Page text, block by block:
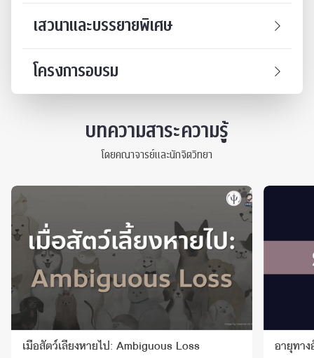
เสวนาและบรรยายพิเศษ
โครงการอบรม
บทความสาระความรู้
โดยคณาจารย์และนักจิตวิทยา
เมื่อสัตว์เลี้ยงหายไป: Ambiguous Loss อายุทา